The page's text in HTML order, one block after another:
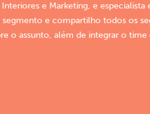
e Marketing, e
segmento e compartilho todos os
o assunto, além de integrar o time